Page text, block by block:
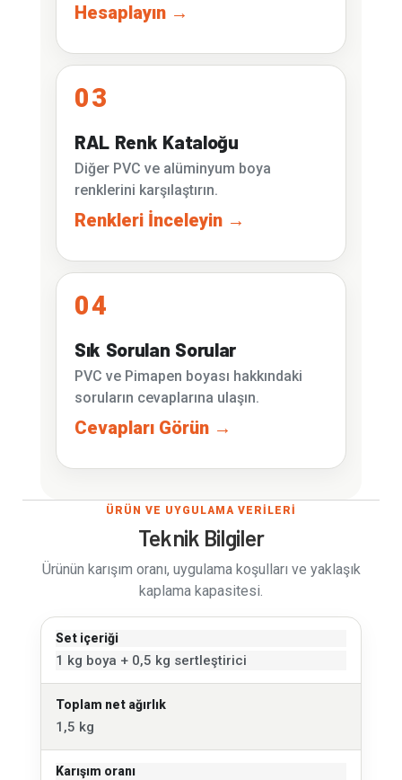
Hesaplayın →
03
RAL Renk Kataloğu
Diğer PVC ve alüminyum boya
renklerini karşılaştırın.
Renkleri İnceleyin →
04
Sık Sorulan Sorular
PVC ve Pimapen boyası hakkındaki
soruların cevaplarına ulaşın.
Cevapları Görün →
ÜRÜN VE UYGULAMA VERİLERİ
Teknik Bilgiler
Ürünün karışım oranı, uygulama koşulları ve yaklaşık
kaplama kapasitesi.
Set içeriği
1 kg boya + 0,5 kg sertleştirici
Toplam net ağırlık
1,5 kg
Karışım oranı